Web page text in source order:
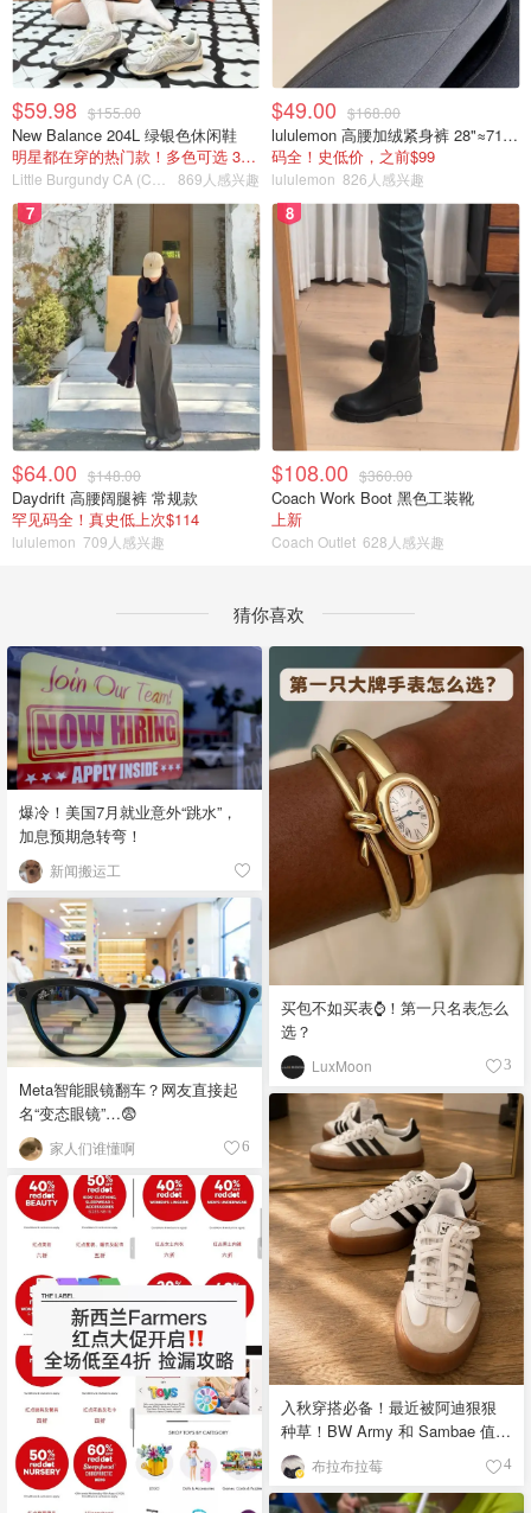
$59.98 $155.00
New Balance 204L 绿银色休闲鞋
明星都在穿的热门款！多色可选 3.8折
869人感兴趣
$49.00 $168.00
lululemon 高腰加绒紧身裤 28"≈71cm 5个口袋
码全！史低价，之前$99
lululemon 826人感兴趣
7
$64.00 $148.00
Daydrift 高腰阔腿裤 常规款
罕见码全！真史低上次$114
lululemon 709人感兴趣
8
$108.00 $360.00
Coach Work Boot 黑色工装靴
上新
Coach Outlet 628人感兴趣
猜你喜欢
爆冷！美国7月就业意外“跳水”，
加息预期急转弯！
新闻搬运工
买包不如买表⌚️！第一只名表怎么
选？
LuxMoon 3
Meta智能眼镜翻车？网友直接起
名“变态眼镜”…😨
家人们谁懂啊 6
入秋穿搭必备！最近被阿迪狠狠
种草！BW Army 和 Sambae 值得
拥有！布拉布拉莓 4